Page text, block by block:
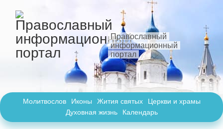
Православный
информационный
портал
Молитвослов Иконы Жития святых
Церкви и храмы
Духовная жизнь
Календарь